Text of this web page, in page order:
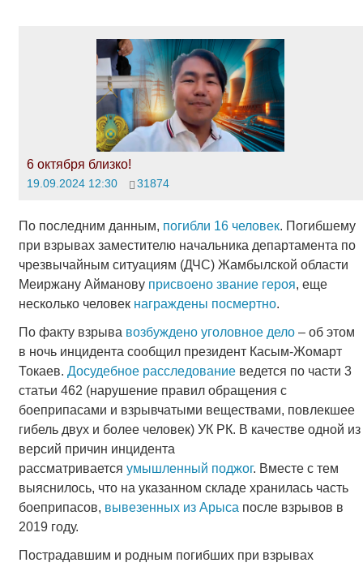
6 октября близко!
19.09.2024 12:30 31874
По последним данным, погибли 16 человек. Погибшему
при взрывах заместителю начальника департамента по
чрезвычайным ситуациям (ДЧС) Жамбылской области
Меиржану Айманову присвоено звание героя, еще
несколько человек награждены посмертно.
По факту взрыва возбуждено уголовное дело– об этом
в ночь инцидента сообщил президент Касым-Жомарт
Токаев. Досудебное расследованиеведется по части 3
статьи 462 (нарушение правил обращения с
боеприпасами и взрывчатыми веществами, повлекшее
гибель двух и более человек) УК РК. В качестве одной из
версий причин инцидента
рассматривается умышленный поджог. Вместе с тем
выяснилось, что на указанном складе хранилась часть
боеприпасов, вывезенных из Арыса после взрывов в
2019 году.
Пострадавшим и родным погибших при взрывах